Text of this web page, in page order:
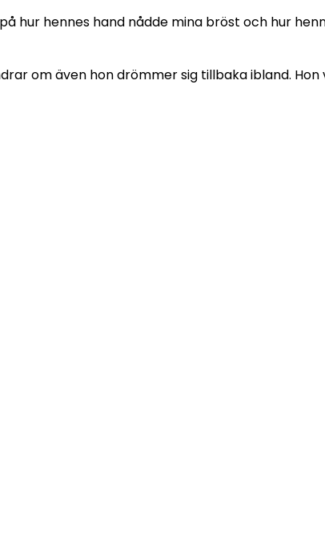
hur hennes hand nådde mina bröst och hur
om även hon drömmer sig tillbaka ibland.